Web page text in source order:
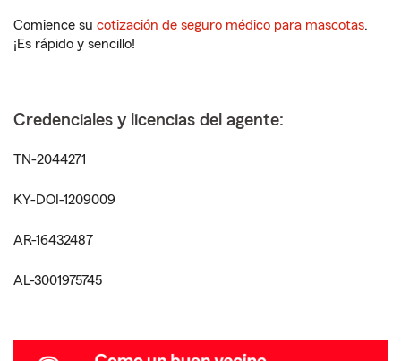
Comience su cotización de seguro médico para mascotas.
¡Es rápido y sencillo!
Credenciales y licencias del agente:
TN-2044271
KY-DOI-1209009
AR-16432487
AL-3001975745